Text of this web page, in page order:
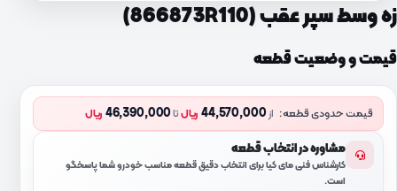
زه وسط سپر عقب (866873R110)
قیمت و وضعیت قطعه
قیمت حدودی قطعه: از44,570,000 ریالتا46,390,000 ریال
مشاوره در انتخاب قطعه
کارشناس فنی مای کیا برای انتخاب دقیق قطعه مناسب خودرو شما پاسخگو
است.